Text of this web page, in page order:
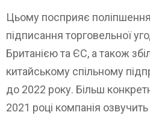
Цьому посприяє
підписання торговельної
Британією та ЄС, а також
китайському спільному
до 2022 року. Більш
2021 році компанія озвучить